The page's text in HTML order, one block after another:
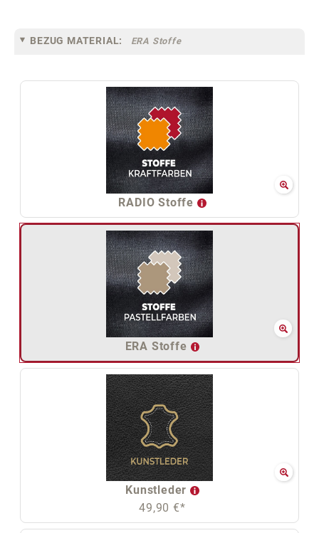
BEZUG MATERIAL: ERA Stoffe
RADIO Stoffe
ERA Stoffe
Kunstleder
49,90 €*